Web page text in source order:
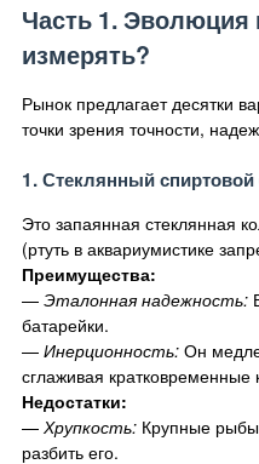
Часть 1.
измерять?
Рынок предлагает десятки
точки зрения точности,
1. Стеклянный спиртовой
Это запаянная стеклянная
(ртуть в аквариумистике
Преимущества:
— Эталонная надежность:
батарейки.
— Инерционность: Он
сглаживая кратковременные
Недостатки:
— Хрупкость: Крупные
разбить его.